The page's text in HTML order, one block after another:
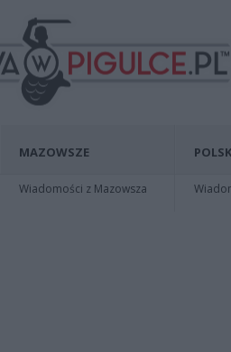
MAZOWSZE
Wiadomości z Mazowsza